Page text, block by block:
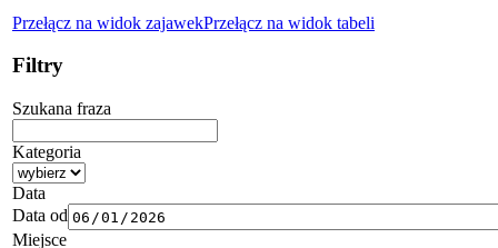
Przełącz na widok zajawekPrzełącz na widok tabeli
Filtry
Szukana fraza
Kategoria
Data
Data od
Miejsce